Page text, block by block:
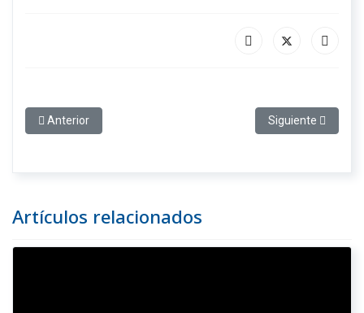
Artículo anterior: Radiografía de la actual izquierda española
Anterior Artículo siguiente:
Siguiente
Artículos relacionados